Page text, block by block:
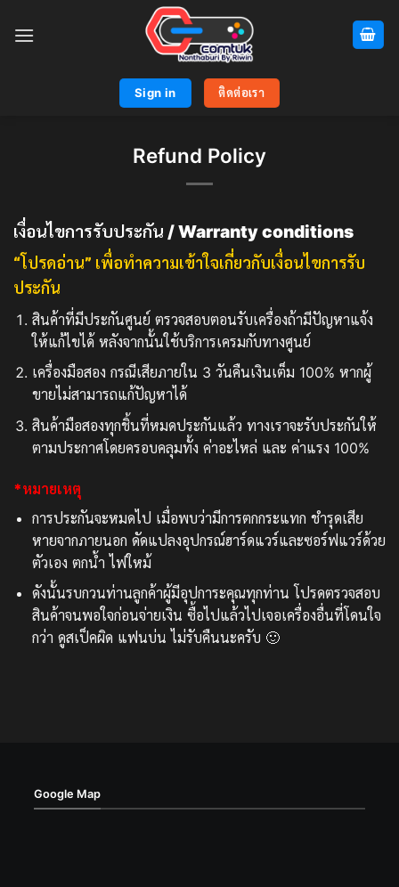
Sign in ติดต่อเรา
Refund Policy
เงื่อนไขการรับประกัน /Warranty conditions
“โปรดอ่าน” เพื่อทำความเข้าใจเกี่ยวกับเงื่อนไขการรับ
ประกัน
สินค้าที่มีประกันศูนย์ ตรวจสอบตอนรับเครื่องถ้ามีปัญหาแจ้ง
ให้แก้ไขได้ หลังจากนั้นใช้บริการเครมกับทางศูนย์
เครื่องมือสอง กรณีเสียภายใน 3 วันคืนเงินเต็ม 100% หากผู้
ขายไม่สามารถแก้ปัญหาได้
สินค้ามือสองทุกชิ้นที่หมดประกันแล้ว ทางเราจะรับประกันให้
ตามประกาศโดยครอบคลุมทั้ง ค่าอะไหล่ และ ค่าแรง 100%
*หมายเหตุ
การประกันจะหมดไป เมื่อพบว่ามีการตกกระแทก ชำรุดเสีย
หายจากภายนอก ดัดแปลงอุปกรณ์ฮาร์ดแวร์และซอร์ฟแวร์ด้วย
ตัวเอง ตกน้ำ ไฟใหม้
ดังนั้นรบกวนท่านลูกค้าผู้มีอุปการะคุณทุกท่าน โปรดตรวจสอบ
สินค้าจนพอใจก่อนจ่ายเงิน ซื้อไปแล้วไปเจอเครื่องอื่นที่โดนใจ
กว่า ดูสเป็คผิด แฟนบ่น ไม่รับคืนนะครับ 🙂
Google Map